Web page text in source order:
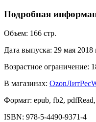
Подробная
Объем: 166 стр.
Дата выпуска: 29 мая 2018
Возрастное ограничение:
В магазинах: OzonЛитРес
Формат: epub, fb2,
ISBN: 978-5-4490-9371-4